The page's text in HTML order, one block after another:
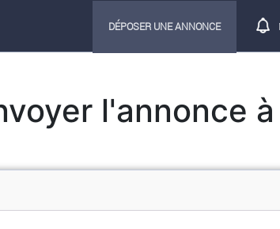
DÉPOSER UNE ANNONCE
l'annonce